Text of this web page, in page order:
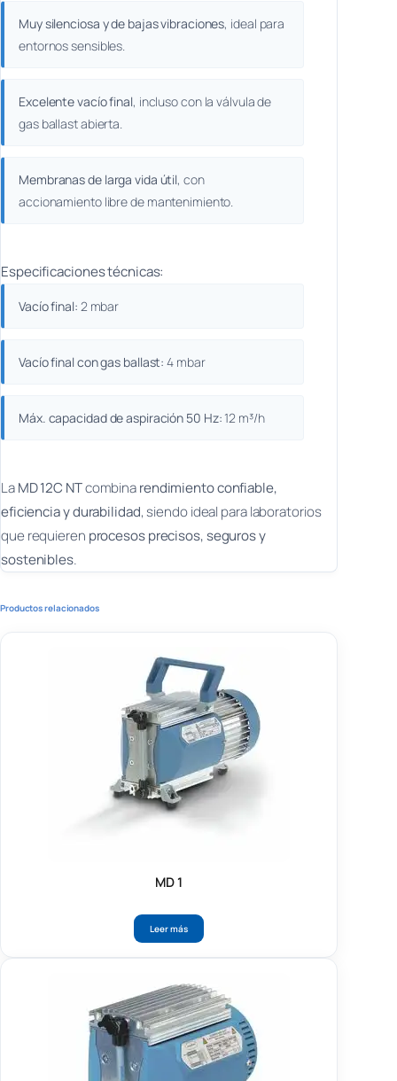
Muy silenciosa y de bajas vibraciones, ideal para
entornos sensibles.
Excelente vacío final, incluso con la válvula de
gas ballast abierta.
Membranas de larga vida útil, con
accionamiento libre de mantenimiento.
Especificaciones técnicas:
Vacío final: 2 mbar
Vacío final con gas ballast: 4 mbar
Máx. capacidad de aspiración 50 Hz:12 m³/h
LaMD 12C NTcombinarendimiento confiable,
eficiencia y durabilidad, siendo ideal para laboratorios
que requieren procesos precisos, seguros y
sostenibles.
Productos relacionados
MD 1
Leer más